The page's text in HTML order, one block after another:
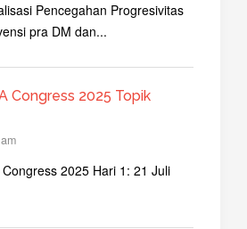
Pencegahan Progresivitas
pra DM dan...
Congress 2025 Topik
2025 Hari 1: 21 Juli